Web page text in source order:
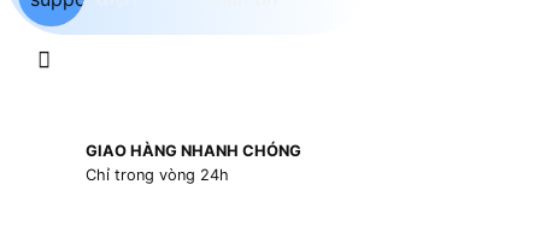
GIAO HÀNG NHANH CHÓNG
Chỉ trong vòng 24h